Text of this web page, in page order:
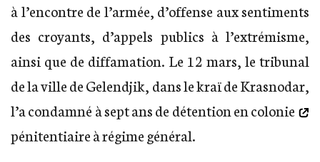
à l’encontre de l’armée, d’offense aux sentiments
des croyants, d’appels publics à l’extrémisme,
ainsi que de diffamation. Le 12 mars, le tribunal
de la ville de Gelendjik, dans le kraï de Krasnodar,
l’a condamné àsept ans de détention en colonie
pénitentiaire à régime général.